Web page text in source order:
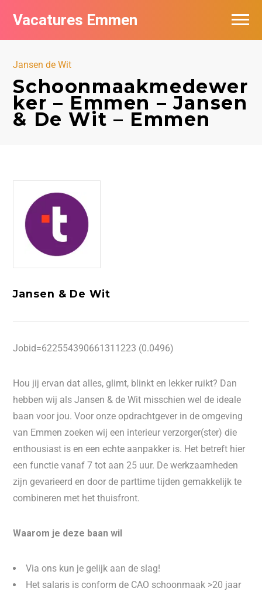
Vacatures Emmen
Jansen de Wit
Schoonmaakmedewer
ker – Emmen – Jansen
& De Wit – Emmen
Jansen & De Wit
Jobid=622554390661311223 (0.0496)
Hou jij ervan dat alles, glimt, blinkt en lekker ruikt? Dan
hebben wij als Jansen & de Wit misschien wel de ideale
baan voor jou. Voor onze opdrachtgever in de omgeving
van Emmen zoeken wij een interieur verzorger(ster) die
enthousiast is en een echte aanpakker is. Het betreft hier
een functie vanaf 7 tot aan 25 uur. De werkzaamheden
zijn gevarieerd en door de parttime tijden gemakkelijk te
combineren met het thuisfront.
Waarom je deze baan wil
Via ons kun je gelijk aan de slag!
Het salaris is conform de CAO schoonmaak >20 jaar
Vacatures per bedrijf
Nieuwsbrief feed